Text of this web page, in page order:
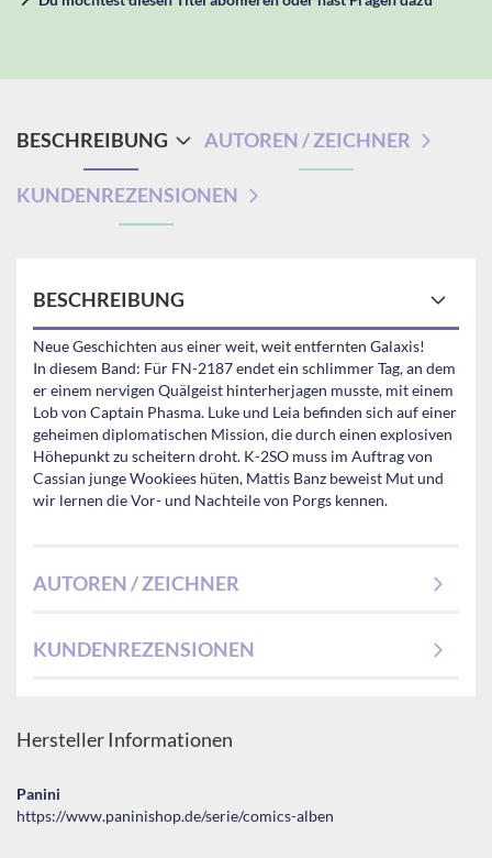
BESCHREIBUNG AUTOREN / ZEICHNER
KUNDENREZENSIONEN
BESCHREIBUNG
Neue Geschichten aus einer weit, weit entfernten Galaxis!
In diesem Band: Für FN-2187 endet ein schlimmer Tag, an dem
er einem nervigen Quälgeist hinterherjagen musste, mit einem
Lob von Captain Phasma. Luke und Leia befinden sich auf einer
geheimen diplomatischen Mission, die durch einen explosiven
Höhepunkt zu scheitern droht. K-2SO muss im Auftrag von
Cassian junge Wookiees hüten, Mattis Banz beweist Mut und
wir lernen die Vor- und Nachteile von Porgs kennen.
AUTOREN / ZEICHNER
KUNDENREZENSIONEN
Hersteller Informationen
Panini
https://www.paninishop.de/serie/comics-alben